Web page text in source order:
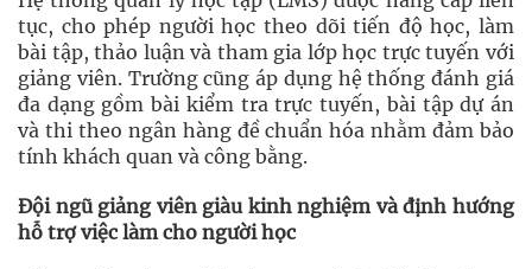
tục, cho phép người học theo dõi tiến độ học, làm
bài tập, thảo luận và tham gia lớp học trực tuyến với
giảng viên. Trường cũng áp dụng hệ thống đánh giá
đa dạng gồm bài kiểm tra trực tuyến, bài tập dự án
và thi theo ngân hàng đề chuẩn hóa nhằm đảm bảo
tính khách quan và công bằng.
Đội ngũ giảng viên giàu kinh nghiệm và định hướng
hỗ trợ việc làm cho người học